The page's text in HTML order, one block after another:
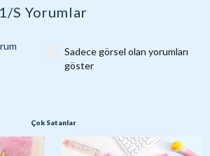
S Yorumlar
Sadece görsel olan yorumları
göster
Çok Satanlar